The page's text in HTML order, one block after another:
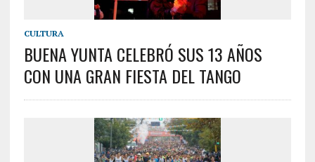
CULTURA
BUENA YUNTA CELEBRÓ SUS 13 AÑOS
CON UNA GRAN FIESTA DEL TANGO